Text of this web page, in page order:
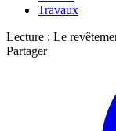
Travaux
Lecture : Le
Partager